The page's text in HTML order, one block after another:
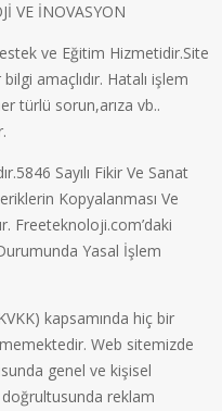
VE İNOVASYON
ve Eğitim Hizmetidir.Site
amaçlıdır. Hatalı işlem
türlü sorun,arıza vb..
Sayılı Fikir Ve Sanat
Kopyalanması Ve
Freeteknoloji.com’daki
Yasal İşlem
kapsamında hiç bir
Web sitemizde
genel ve kişisel
reklam